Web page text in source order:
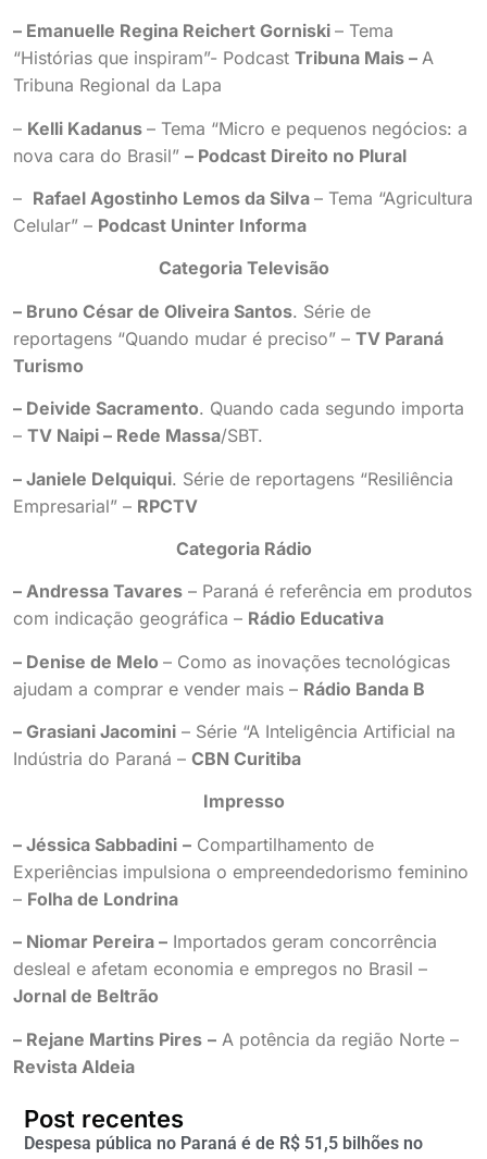
– Emanuelle Regina Reichert Gorniski – Tema
“Histórias que inspiram”- Podcast Tribuna Mais – A
Tribuna Regional da Lapa
– Kelli Kadanus – Tema “Micro e pequenos negócios: a
nova cara do Brasil” – Podcast Direito no Plural
– Rafael Agostinho Lemos da Silva – Tema “Agricultura
Celular” – Podcast Uninter Informa
Categoria Televisão
– Bruno César de Oliveira Santos. Série de
reportagens “Quando mudar é preciso” – TV Paraná
Turismo
– Deivide Sacramento. Quando cada segundo importa
– TV Naipi – Rede Massa/SBT.
– Janiele Delquiqui. Série de reportagens “Resiliência
Empresarial” – RPCTV
Categoria Rádio
– Andressa Tavares – Paraná é referência em produtos
com indicação geográfica – Rádio Educativa
– Denise de Melo – Como as inovações tecnológicas
ajudam a comprar e vender mais – Rádio Banda B
– Grasiani Jacomini – Série “A Inteligência Artificial na
Indústria do Paraná – CBN Curitiba
Impresso
– Jéssica Sabbadini – Compartilhamento de
Experiências impulsiona o empreendedorismo feminino
– Folha de Londrina
– Niomar Pereira – Importados geram concorrência
desleal e afetam economia e empregos no Brasil –
Jornal de Beltrão
– Rejane Martins Pires – A potência da região Norte –
Revista Aldeia
Post recentes
Despesa pública no Paraná é de R$ 51,5 bilhões no